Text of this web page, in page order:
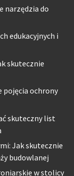
narzędzia do
edukacyjnych i
skutecznie
pojęcia ochrony
skuteczny list
Jak skutecznie
budowlanej
w stolicy